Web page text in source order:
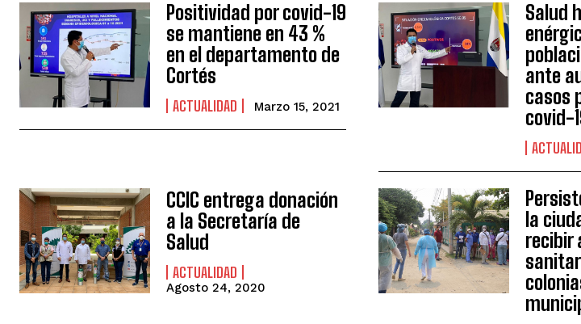
Positividad por covid-19
se mantiene en 43 %
en el departamento de
Cortés
ACTUALIDAD Marzo 15, 2021
Salud
ante
casos
covid-
CCIC entrega donación
a la Secretaría de
Salud
ACTUALIDAD
Agosto 24, 2020
la
recibir